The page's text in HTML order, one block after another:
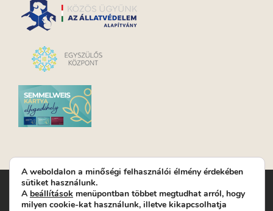
Turay Ida Színház Közhasznú Nonprofit Kft. | Működési
helyszín: Turay Ida Színház 1089 Budapest, Kálvária tér 6. |
A weboldalon a minőségi felhasználói élmény érdekében
sütiket használunk.
A beállítások menüpontban többet megtudhat arról, hogy
milyen cookie-kat használunk, illetve kikapcsolhatja